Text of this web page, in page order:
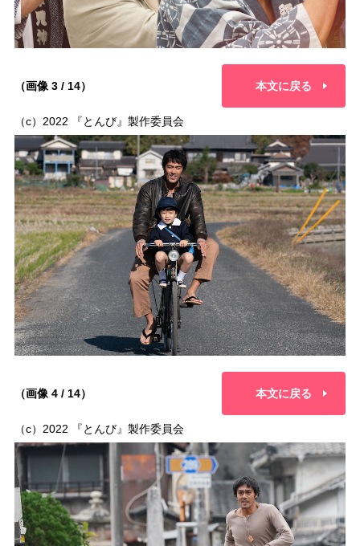
（画像 3 / 14） 本文に戻る
（c）2022 『とんび』製作委員会
（画像 4 / 14） 本文に戻る
（c）2022 『とんび』製作委員会